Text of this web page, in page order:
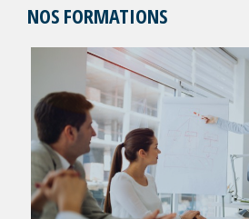
NOS FORMATIONS